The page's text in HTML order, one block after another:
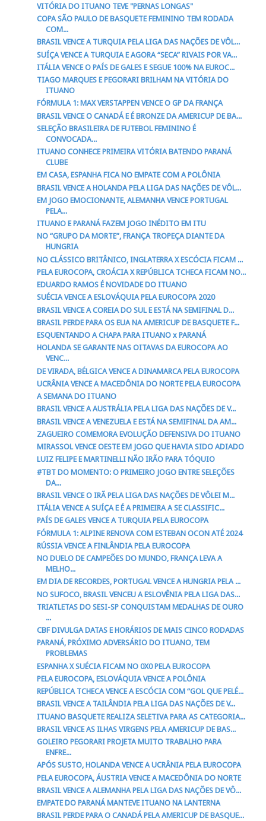
VITÓRIA DO ITUANO TEVE "PERNAS LONGAS"
COPA SÃO PAULO DE BASQUETE FEMININO TEM RODADA
COM...
BRASIL VENCE A TURQUIA PELA LIGA DAS NAÇÕES DE VÔL...
SUÍÇA VENCE A TURQUIA E AGORA “SECA” RIVAIS POR VA...
ITÁLIA VENCE O PAÍS DE GALES E SEGUE 100% NA EUROC...
TIAGO MARQUES E PEGORARI BRILHAM NA VITÓRIA DO
ITUANO
FÓRMULA 1: MAX VERSTAPPEN VENCE O GP DA FRANÇA
BRASIL VENCE O CANADÁ E É BRONZE DA AMERICUP DE BA...
SELEÇÃO BRASILEIRA DE FUTEBOL FEMININO É
CONVOCADA...
ITUANO CONHECE PRIMEIRA VITÓRIA BATENDO PARANÁ
CLUBE
EM CASA, ESPANHA FICA NO EMPATE COM A POLÔNIA
BRASIL VENCE A HOLANDA PELA LIGA DAS NAÇÕES DE VÔL...
EM JOGO EMOCIONANTE, ALEMANHA VENCE PORTUGAL
PELA...
ITUANO E PARANÁ FAZEM JOGO INÉDITO EM ITU
NO “GRUPO DA MORTE”, FRANÇA TROPEÇA DIANTE DA
HUNGRIA
NO CLÁSSICO BRITÂNICO, INGLATERRA X ESCÓCIA FICAM ...
PELA EUROCOPA, CROÁCIA X REPÚBLICA TCHECA FICAM NO...
EDUARDO RAMOS É NOVIDADE DO ITUANO
SUÉCIA VENCE A ESLOVÁQUIA PELA EUROCOPA 2020
BRASIL VENCE A COREIA DO SUL E ESTÁ NA SEMIFINAL D...
BRASIL PERDE PARA OS EUA NA AMERICUP DE BASQUETE F...
ESQUENTANDO A CHAPA PARA ITUANO x PARANÁ
HOLANDA SE GARANTE NAS OITAVAS DA EUROCOPA AO
VENC...
DE VIRADA, BÉLGICA VENCE A DINAMARCA PELA EUROCOPA
UCRÂNIA VENCE A MACEDÔNIA DO NORTE PELA EUROCOPA
A SEMANA DO ITUANO
BRASIL VENCE A AUSTRÁLIA PELA LIGA DAS NAÇÕES DE V...
BRASIL VENCE A VENEZUELA E ESTÁ NA SEMIFINAL DA AM...
ZAGUEIRO COMEMORA EVOLUÇÃO DEFENSIVA DO ITUANO
MIRASSOL VENCE OESTE EM JOGO QUE HAVIA SIDO ADIADO
LUIZ FELIPE E MARTINELLI NÃO IRÃO PARA TÓQUIO
#TBT DO MOMENTO: O PRIMEIRO JOGO ENTRE SELEÇÕES
DA...
BRASIL VENCE O IRÃ PELA LIGA DAS NAÇÕES DE VÔLEI M...
ITÁLIA VENCE A SUÍÇA E É A PRIMEIRA A SE CLASSIFIC...
PAÍS DE GALES VENCE A TURQUIA PELA EUROCOPA
FÓRMULA 1: ALPINE RENOVA COM ESTEBAN OCON ATÉ 2024
RÚSSIA VENCE A FINLÂNDIA PELA EUROCOPA
NO DUELO DE CAMPEÕES DO MUNDO, FRANÇA LEVA A
MELHO...
EM DIA DE RECORDES, PORTUGAL VENCE A HUNGRIA PELA ...
NO SUFOCO, BRASIL VENCEU A ESLOVÊNIA PELA LIGA DAS...
TRIATLETAS DO SESI-SP CONQUISTAM MEDALHAS DE OURO
...
CBF DIVULGA DATAS E HORÁRIOS DE MAIS CINCO RODADAS
PARANÁ, PRÓXIMO ADVERSÁRIO DO ITUANO, TEM
PROBLEMAS
ESPANHA X SUÉCIA FICAM NO 0X0 PELA EUROCOPA
PELA EUROCOPA, ESLOVÁQUIA VENCE A POLÔNIA
REPÚBLICA TCHECA VENCE A ESCÓCIA COM “GOL QUE PELÉ...
BRASIL VENCE A TAILÂNDIA PELA LIGA DAS NAÇÕES DE V...
ITUANO BASQUETE REALIZA SELETIVA PARA AS CATEGORIA...
BRASIL VENCE AS ILHAS VIRGENS PELA AMERICUP DE BAS...
GOLEIRO PEGORARI PROJETA MUITO TRABALHO PARA
ENFRE...
APÓS SUSTO, HOLANDA VENCE A UCRÂNIA PELA EUROCOPA
PELA EUROCOPA, ÁUSTRIA VENCE A MACEDÔNIA DO NORTE
BRASIL VENCE A ALEMANHA PELA LIGA DAS NAÇÕES DE VÔ...
EMPATE DO PARANÁ MANTEVE ITUANO NA LANTERNA
BRASIL PERDE PARA O CANADÁ PELA AMERICUP DE BASQUE...